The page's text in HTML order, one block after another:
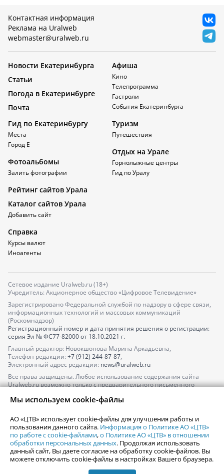
Контактная информация
Реклама на Uralweb
webmaster@uralweb.ru
Новости Екатеринбурга
Статьи
Погода в Екатеринбурге
Почта
Афиша
Кино
Телепрограмма
Гастроли
События Екатеринбурга
Гид по Екатеринбургу
Места
Город Е
Фотоальбомы
Залить фотографии
Туризм
Путешествия
Отдых на Урале
Горнолыжные центры
Гид по Уралу
Рейтинг сайтов Урала
Каталог сайтов Урала
Добавить сайт
Справка
Курсы валют
Иноагенты
Сетевое издание Uralweb.ru (18+)
Учредитель: Акционерное общество «Цифровое Телевидение»
Зарегистрировано Федеральной службой по надзору в сфере связи,
информационных технологий и массовых коммуникаций
(Роскомнадзор)
Регистрационный номер и дата принятия решения о регистрации:
серия Эл № ФС77-82000от 18.10.2021 г.
Главный редактор: Новокшонова Марина Аркадьевна,
Телефон редакции: +7 (912) 244-87-87,
Электронный адрес редакции: news@uralweb.ru
Все права защищены. Любое использование содержания сайта
Uralweb.ru возможно только с предварительного письменного
По вопросам размещения рекламы обращайтесь по тел.
По вопросам размещения информации в разделе «Афиша»
afisha@uralweb.ru
Пользовательское соглашение на использование сайта
Политика АО «ЦТВ» в отношении обработки персональных данных
Мы используем cookie-файлы
АО «ЦТВ» использует cookie-файлы для улучшения работы и
пользования данного сайта. Информация о Политике АО «ЦТВ»
по работе с cookie-файлами,о Политике АО «ЦТВ» в отношении
обработки персональных данных. Продолжая использовать
данный сайт, Вы даете согласие на обработку cookie-файлов. Вы
можете отключить cookie-файлы в настройках Вашего браузера.